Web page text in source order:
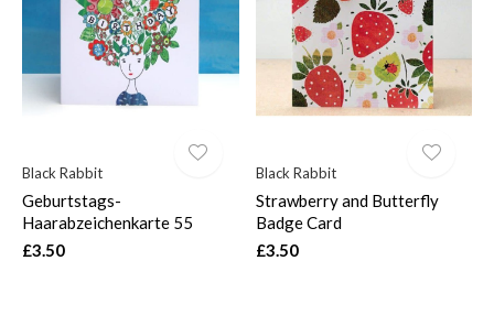
Black Rabbit
Geburtstags-
Haarabzeichenkarte 55
£3.50
Black Rabbit
Strawberry and Butterfly
Badge Card
£3.50